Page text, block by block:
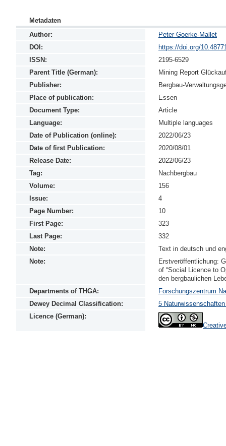
Metadaten
Author:
Peter Goerke-Mallet
DOI:
https://doi.org/
ISSN:
2195-6529
Parent Title (German):
Mining Report
Publisher:
Bergbau-
Place of publication:
Essen
Document Type:
Article
Language:
Multiple languages
Date of Publication (online):
2022/06/23
Date of first Publication:
2020/08/01
Release Date:
2022/06/23
Tag:
Nachbergbau
Volume:
156
Issue:
4
Page Number:
10
First Page:
323
Last Page:
332
Note:
Text in deutsch und
Note:
Erstveröffentlichung:
of “Social Licence to
den bergbaulichen
Departments of THGA:
Forschungszentrum
Dewey Decimal Classification:
5
Licence (German):